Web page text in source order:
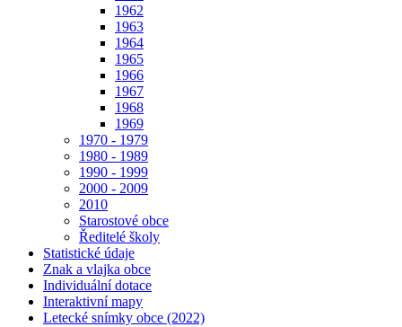
1962
1963
1964
1965
1966
1967
1968
1969
1970 - 1979
1980 - 1989
1990 - 1999
2000 - 2009
2010
Starostové obce
Ředitelé školy
Statistické údaje
Znak a vlajka obce
Individuální dotace
Interaktivní mapy
Letecké snímky obce (2022)